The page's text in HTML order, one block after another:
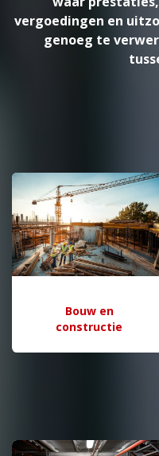
vergoedingen en
genoeg te
Bouw en
constructie